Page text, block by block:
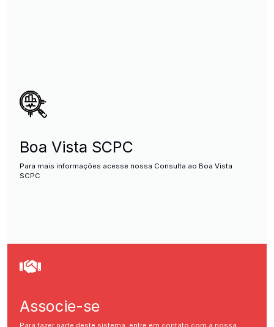
Boa Vista SCPC
Para mais informações acesse nossa Consulta ao Boa Vista
SCPC
Associe-se
Para fazer parte deste sistema, entre em contato com a nossa